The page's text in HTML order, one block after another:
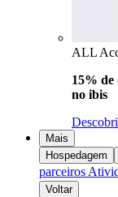
ALL
15% de
no ibis
Mais
Hospedagem
parceiros
Voltar